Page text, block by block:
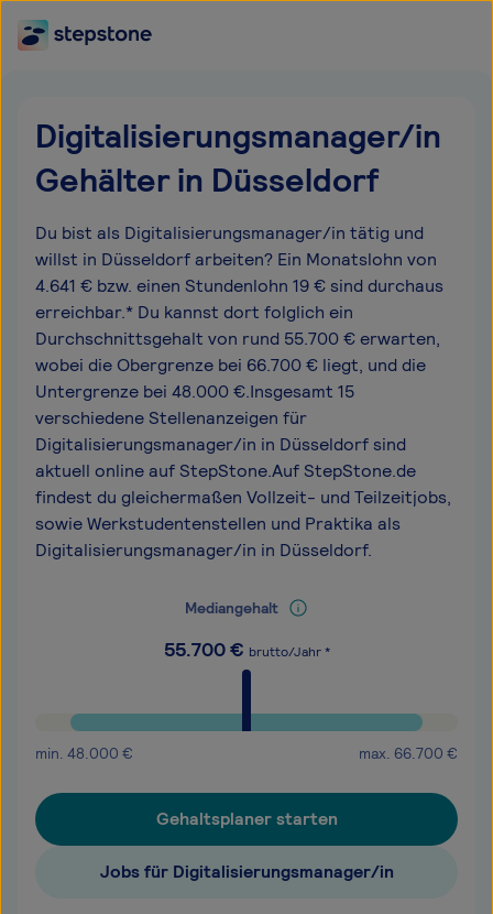
Digitalisierungsmanager/in
Gehälter in Düsseldorf
Du bist als Digitalisierungsmanager/in tätig und
willst in Düsseldorf arbeiten? Ein Monatslohn von
4.641 € bzw. einen Stundenlohn 19 € sind durchaus
erreichbar.* Du kannst dort folglich ein
Durchschnittsgehalt von rund 55.700 € erwarten,
wobei die Obergrenze bei 66.700 € liegt, und die
Untergrenze bei 48.000 €.Insgesamt 15
verschiedene Stellenanzeigen für
Digitalisierungsmanager/in in Düsseldorf sind
aktuell online auf StepStone.Auf StepStone.de
findest du gleichermaßen Vollzeit- und Teilzeitjobs,
sowie Werkstudentenstellen und Praktika als
Digitalisierungsmanager/in in Düsseldorf.
Mediangehalt
55.700€ brutto/Jahr *
min. 48.000 € max. 66.700 €
Gehaltsplaner starten
Jobs für Digitalisierungsmanager/in